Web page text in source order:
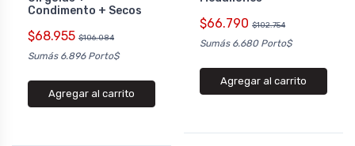
Condimento + Secos
$68.955 $106.084
Sumás 6.896 Porto$
Agregar al carrito
$66.790 $102.754
Sumás 6.680 Porto$
Agregar al carrito